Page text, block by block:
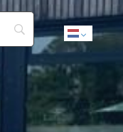
Dutch